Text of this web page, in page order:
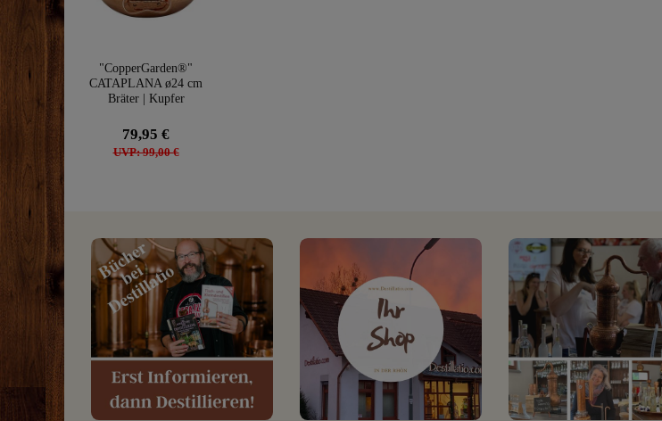
"CopperGarden®"
CATAPLANA ø24 cm
Bräter | Kupfer
UVP: 99,00 €
79,95 €